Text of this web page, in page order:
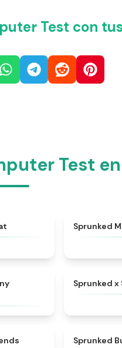
Test con
Test
Sprunked
Sprunked x
Sprunked